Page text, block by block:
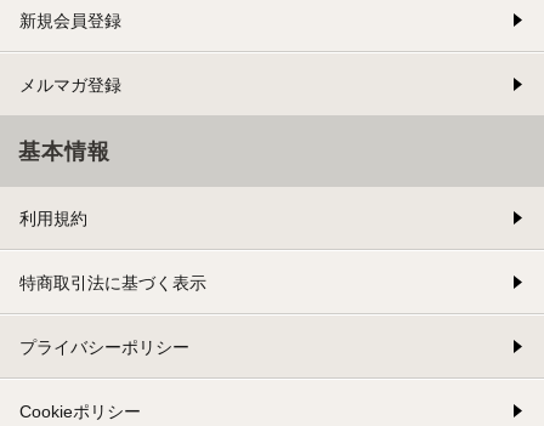
新規会員登録
メルマガ登録
基本情報
利用規約
特商取引法に基づく表示
プライバシーポリシー
Cookieポリシー